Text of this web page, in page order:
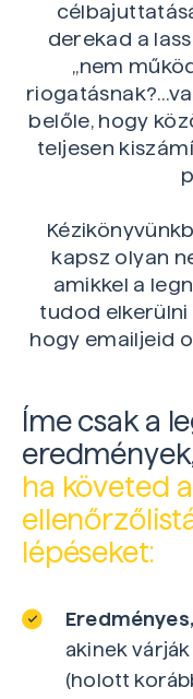
derekad a
„nem
belőle, hogy
teljesen
kapsz olyan
amikkel a
tudod elkerülni
hogy emailjeid
Íme csak a
ha követed
lépéseket:
akinek
(holott